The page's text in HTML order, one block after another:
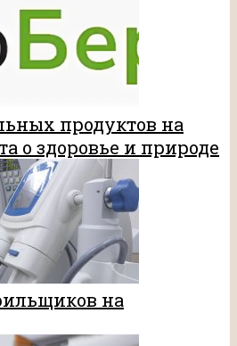
продуктов на
о здоровье и природе
на